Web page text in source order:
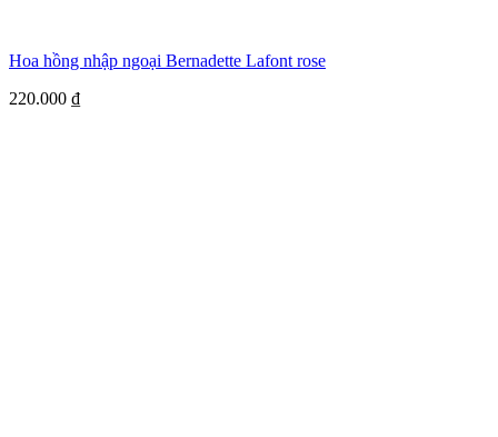
Hoa hồng nhập ngoại Bernadette Lafont rose
220.000 ₫